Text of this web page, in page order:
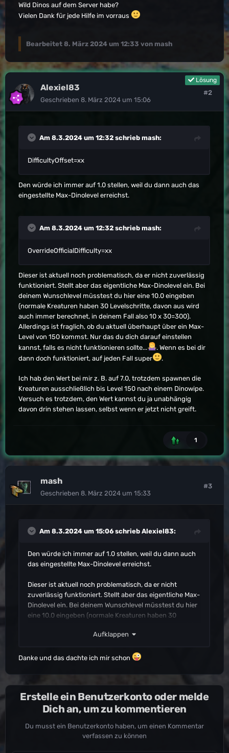
Wild Dinos auf dem Server habe?
Vielen Dank für jede Hilfe im vorraus
Bearbeitet 8. März 2024 um 12:33 von mash
Lösung
Alexiel83
Geschrieben 8. März 2024 um 15:06
#2
Am 8.3.2024 um 12:32 schrieb mash:
DifficultyOffset=xx
Den würde ich immer auf 1.0 stellen, weil du dann auch das
eingestellte Max-Dinolevel erreichst.
Am 8.3.2024 um 12:32 schrieb mash:
OverrideOfficialDifficulty=xx
Dieser ist aktuell noch problematisch, da er nicht zuverlässig
funktioniert. Stellt aber das eigentliche Max-Dinolevel ein. Bei
deinem Wunschlevel müsstest du hier eine 10.0 eingeben
(normale Kreaturen haben 30 Levelschritte, davon aus wird
auch immer berechnet, in deinem Fall also 10 x 30=300).
Allerdings ist fraglich, ob du aktuell überhaupt über ein Max-
Level von 150 kommst. Nur das du dich darauf einstellen
kannst, falls es nicht funktionieren sollte...
. Wenn es bei dir
dann doch funktioniert, auf jeden Fall super
.
Ich hab den Wert bei mir z. B. auf 7.0, trotzdem spawnen die
Kreaturen ausschließlich bis Level 150 nach einem Dinowipe.
Versuch es trotzdem, den Wert kannst du ja unabhängig
davon drin stehen lassen, selbst wenn er jetzt nicht greift.
1
mash
Geschrieben 8. März 2024 um 15:33
#3
Am 8.3.2024 um 15:06 schrieb Alexiel83:
Den würde ich immer auf 1.0 stellen, weil du dann auch
das eingestellte Max-Dinolevel erreichst.
Dieser ist aktuell noch problematisch, da er nicht
zuverlässig funktioniert. Stellt aber das eigentliche Max-
Dinolevel ein. Bei deinem Wunschlevel müsstest du hier
eine 10.0 eingeben (normale Kreaturen haben 30
deinem Fall also 10 x 30=300). Allerdings ist fraglich, ob
kommst. Nur das du dich darauf einstellen kannst, falls
Ich hab den Wert bei mir z. B. auf 7.0, trotzdem spawnen
die Kreaturen ausschließlich bis Level 150 nach einem
unabhängig davon drin stehen lassen, selbst wenn er
Aufklappen
Danke und das dachte ich mir schon
Erstelle ein Benutzerkonto oder melde
Dich an, um zu kommentieren
Du musst ein Benutzerkonto haben, um einen Kommentar
verfassen zu können